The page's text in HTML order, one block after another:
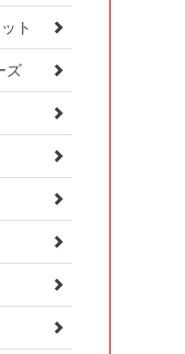
ト
ズ